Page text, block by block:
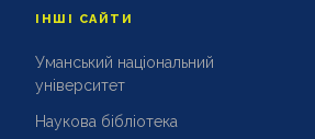
ІНШІ САЙТИ
Уманський національний
університет
Наукова бібліотека